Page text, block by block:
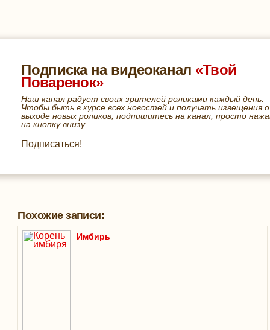
Подписка на видеоканал «Твой
Поваренок»
Наш канал радует своих зрителей роликами каждый день.
Чтобы быть в курсе всех новостей и получать извещения о
выходе новых роликов, подпишитесь на канал, просто
на кнопку внизу.
Подписаться!
Похожие записи:
Имбирь